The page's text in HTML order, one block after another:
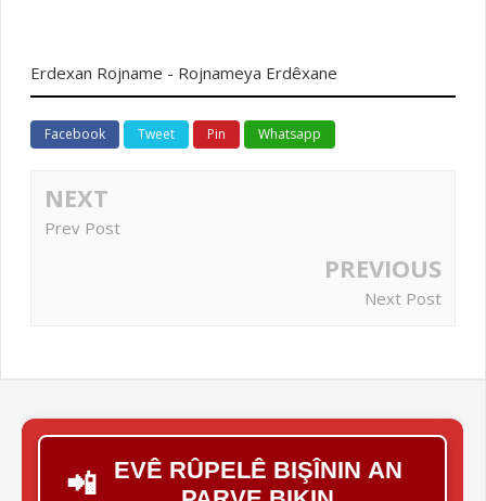
Erdexan Rojname - Rojnameya Erdêxane
Facebook Tweet Pin Whatsapp
NEXT
Prev Post
PREVIOUS
Next Post
📲
EVÊ RÛPELÊ BIŞÎNIN AN